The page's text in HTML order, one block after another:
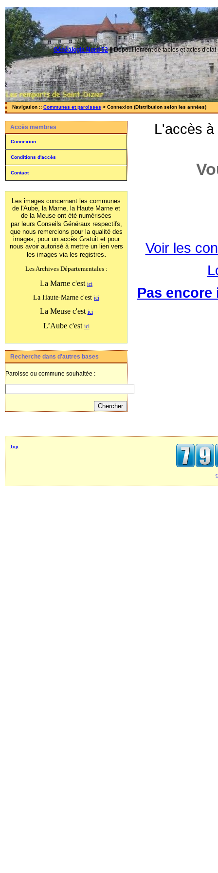
Généalogie Nord 52||Dépouillement de tables et actes
Navigation :: Communes et paroisses > Connexion (Distribution selon les années)
Accès membres
Connexion
Conditions d'accès
Contact
Les images concernant les communes
de l'Aube, la Marne, la Haute Marne et
de la Meuse ont été numérisées
par leurs Conseils Généraux respectifs,
que nous remercions pour la qualité des
images, pour un accès Gratuit et pour
nous avoir autorisé à mettre un lien vers
les images via les registres.
Les Archives Départementales :
La Marne c'est ici
La Haute-Marne c'est ici
La Meuse c'est ici
L’Aube c'est ici
Recherche dans d'autres bases
Paroisse ou commune souhaitée :
L'accès
Voir les
Pas
Top